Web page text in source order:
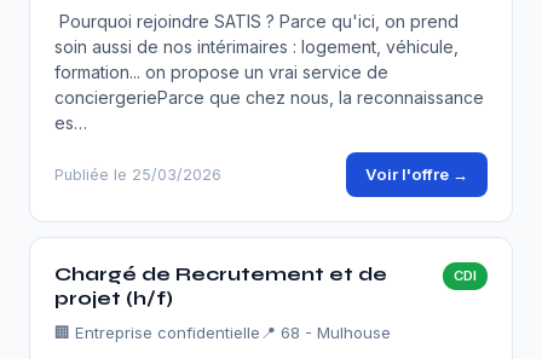
Pourquoi rejoindre SATIS ? Parce qu'ici, on prend
soin aussi de nos intérimaires : logement, véhicule,
formation... on propose un vrai service de
conciergerieParce que chez nous, la reconnaissance
es…
Publiée le 25/03/2026 Voir l'offre →
Chargé de Recrutement et de
projet (h/f)
CDI
🏢 Entreprise confidentielle 📍 68 - Mulhouse